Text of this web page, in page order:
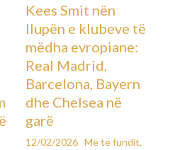
Kees Smit nën
llupën e klubeve të
mëdha evropiane:
Real Madrid,
Barcelona, Bayern
dhe Chelsea në
garë
12/02/2026 Më të fundit,